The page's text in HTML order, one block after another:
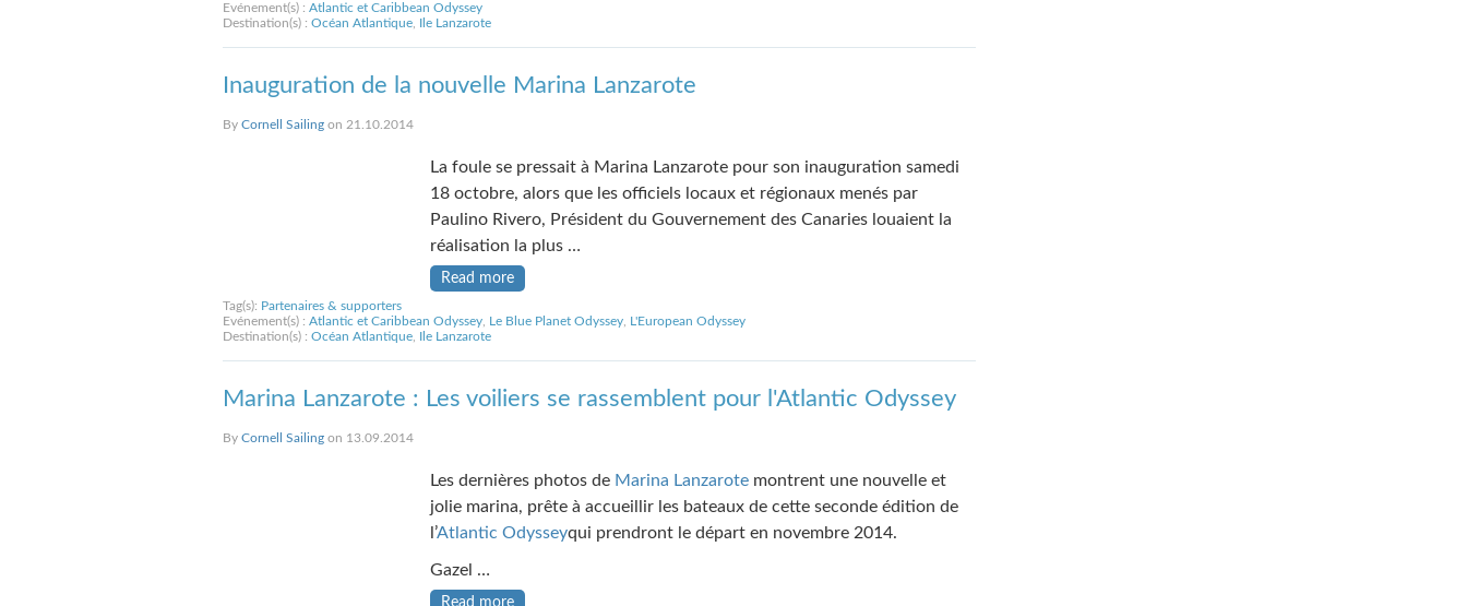
Evénement(s) : Atlantic et Caribbean Odyssey
Destination(s) : Océan Atlantique, Ile Lanzarote
Inauguration de la nouvelle Marina Lanzarote
By Cornell Sailingon 21.10.2014
La foule se pressait à Marina Lanzarote pour son inauguration samedi
18 octobre, alors que les officiels locaux et régionaux menés par
Paulino Rivero, Président du Gouvernement des Canaries louaient la
réalisation la plus …
Read more
Tag(s): Partenaires & supporters
Evénement(s) : Atlantic et Caribbean Odyssey, Le Blue Planet Odyssey, L'European Odyssey
Destination(s) : Océan Atlantique, Ile Lanzarote
Marina Lanzarote : Les voiliers se rassemblent pour l'Atlantic Odyssey
By Cornell Sailingon 13.09.2014
Les dernières photos de Marina Lanzarotemontrent une nouvelle et
jolie marina, prête à accueillir les bateaux de cette seconde édition de
l’Atlantic Odysseyqui prendront le départ en novembre 2014.
Gazel …
Read more